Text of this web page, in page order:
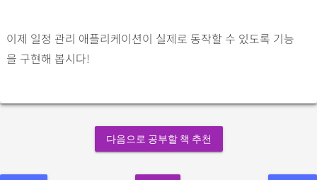
이제 일정 관리 애플리케이션이 실제로 동작할 수 있도록 기능
을 구현해 봅시다!
다음으로 공부할 책 추천